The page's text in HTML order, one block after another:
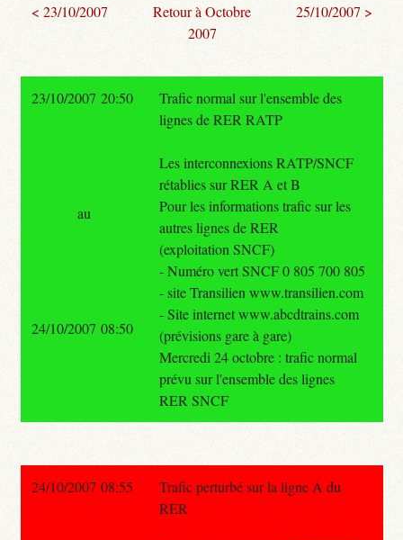
< 23/10/2007
Retour à Octobre
2007
25/10/2007 >
23/10/2007 20:50
Trafic normal sur l'ensemble des
lignes de RER RATP
Les interconnexions RATP/SNCF
rétablies sur RER A et B
Pour les informations trafic sur les
autres lignes de RER
(exploitation SNCF)
- Numéro vert SNCF 0 805 700 805
- site Transilien www.transilien.com
- Site internet www.abcdtrains.com
(prévisions gare à gare)
Mercredi 24 octobre : trafic normal
prévu sur l'ensemble des lignes
RER SNCF
au
24/10/2007 08:50
24/10/2007 08:55
Trafic perturbé sur la ligne A du
RER